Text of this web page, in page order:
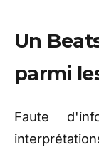
Un
parmi
Faute